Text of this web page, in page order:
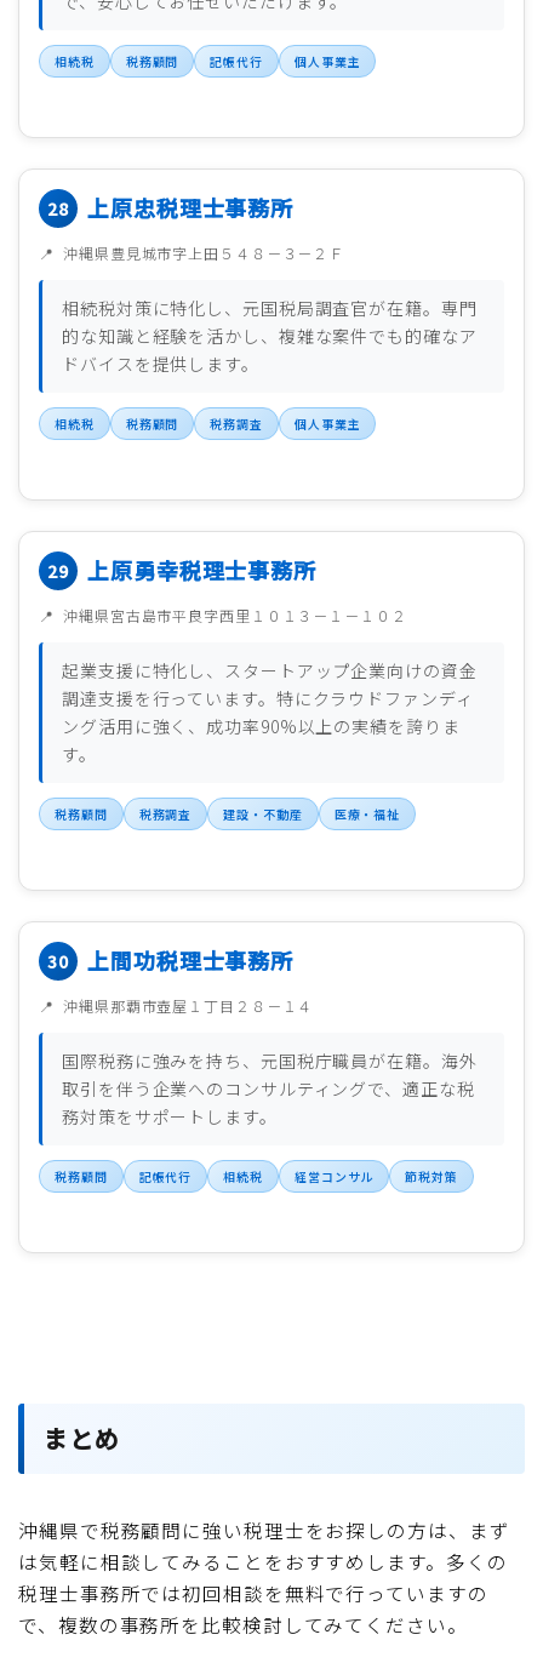
相続税 税務顧問 記帳代行 個人事業主
上原忠税理士事務所
沖縄県豊見城市字上田５４８－３－２Ｆ
相続税対策に特化し、元国税局調査官が在籍。専門
的な知識と経験を活かし、複雑な案件でも的確なア
ドバイスを提供します。
相続税 税務顧問 税務調査 個人事業主
上原勇幸税理士事務所
沖縄県宮古島市平良字西里１０１３－１－１０２
起業支援に特化し、スタートアップ企業向けの資金
調達支援を行っています。特にクラウドファンディ
ング活用に強く、成功率90%以上の実績を誇りま
す。
税務顧問 税務調査 建設・不動産 医療・福祉
上間功税理士事務所
沖縄県那覇市壺屋１丁目２８－１４
国際税務に強みを持ち、元国税庁職員が在籍。海外
取引を伴う企業へのコンサルティングで、適正な税
務対策をサポートします。
税務顧問 記帳代行 相続税 経営コンサル 節税対策
まとめ
沖縄県で税務顧問に強い税理士をお探しの方は、まず
は気軽に相談してみることをおすすめします。多くの
税理士事務所では初回相談を無料で行っていますの
で、複数の事務所を比較検討してみてください。